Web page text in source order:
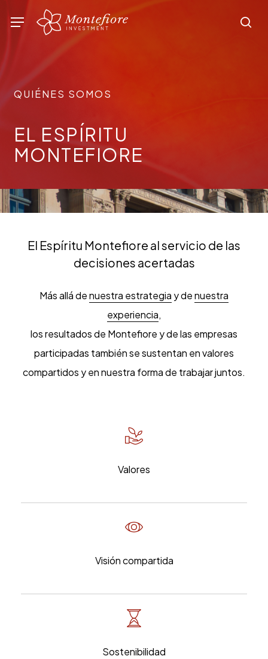
Menu
QUIÉNES SOMOS
EL ESPÍRITU
MONTEFIORE
El Espíritu Montefiore al servicio de las
decisiones acertadas
Más allá denuestra estrategia y denuestra
experiencia,
los resultados de Montefiore y de las empresas
participadas también se sustentan en valores
compartidos y en nuestra forma de trabajar juntos.
Valores
Visión compartida
Sostenibilidad